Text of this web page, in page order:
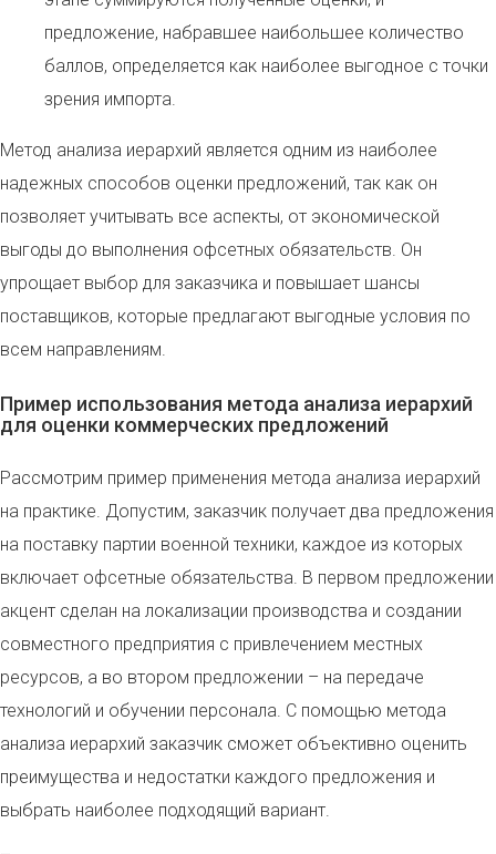
предложение, набравшее наибольшее количество
баллов, определяется как наиболее выгодное с точки
зрения импорта.
Метод анализа иерархий является одним из наиболее
надежных способов оценки предложений, так как он
позволяет учитывать все аспекты, от экономической
выгоды до выполнения офсетных обязательств. Он
упрощает выбор для заказчика и повышает шансы
поставщиков, которые предлагают выгодные условия по
всем направлениям.
Пример использования метода анализа иерархий
для оценки коммерческих предложений
Рассмотрим пример применения метода анализа иерархий
на практике. Допустим, заказчик получает два предложения
на поставку партии военной техники, каждое из которых
включает офсетные обязательства. В первом предложении
акцент сделан на локализации производства и создании
совместного предприятия с привлечением местных
ресурсов, а во втором предложении – на передаче
технологий и обучении персонала. С помощью метода
анализа иерархий заказчик сможет объективно оценить
преимущества и недостатки каждого предложения и
выбрать наиболее подходящий вариант.